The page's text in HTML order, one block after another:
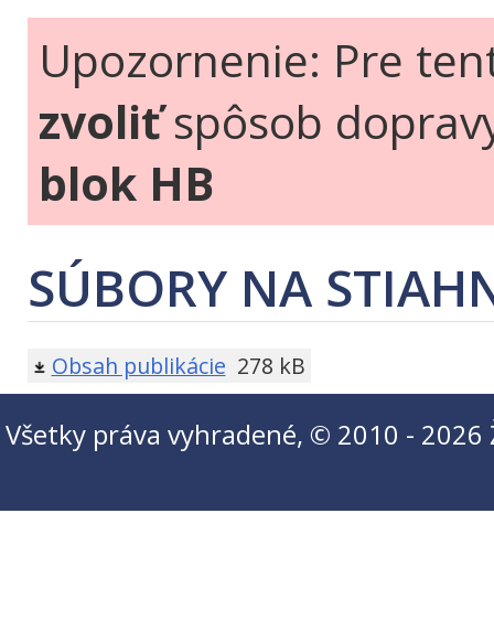
Upozornenie: Pre
zvoliťspôsob
blok HB
SÚBORY NA
Obsah publikácie 278 kB
Všetky práva vyhradené, © 2010 -